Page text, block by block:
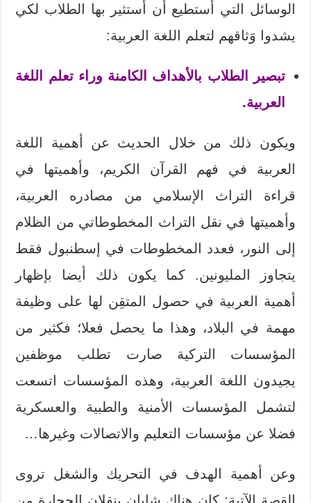
الوسائل التي أستطيع أن أستثير بها الطلاب لكي
يشدوا وَثاقهم لتعلم اللغة العربية:
تبصير الطلاب بالأهداف الكامنة وراء تعلم اللغة
العربية.
ويكون ذلك من خلال الحديث عن أهمية اللغة
العربية في فهم القرآن الكريم، وأهميتها في
قراءة التراث الإسلامي من مصادره العربية،
وأهميتها في نقل التراث المخطوطاتي من الظلام
إلى النور، فعدد المخطوطات في إسطنبول فقط
يتجاوز المليونين. كما يكون ذلك أيضا بإظهار
أهمية العربية في حصول المتقِن لها على وظيفة
مهمة في البلاد، وهذا ما يحصل فعلا؛ فكثير من
المؤسسات التركية صارت تطلب موظفين
يجيدون اللغة العربية، وهذه المؤسسات اتسعت
لتشمل المؤسسات الأمنية والطبية والعسكرية
فضلا عن مؤسسات التعليم والاتصالات وغيرها…
وعن أهمية الهدف في التحريك والشغل تروى